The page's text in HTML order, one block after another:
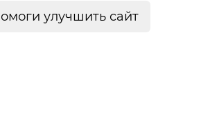
улучшить сайт